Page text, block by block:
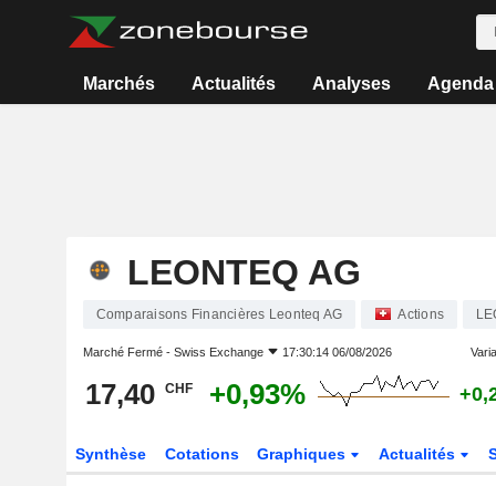
Marchés Actualités Analyses Agenda
LEONTEQ AG
Comparaisons Financières Leonteq AG Actions
Marché Fermé - Swiss Exchange 17:30:14 06/08/2026
17,40 CHF +0,93%
Synthèse Cotations Graphiques Actualités